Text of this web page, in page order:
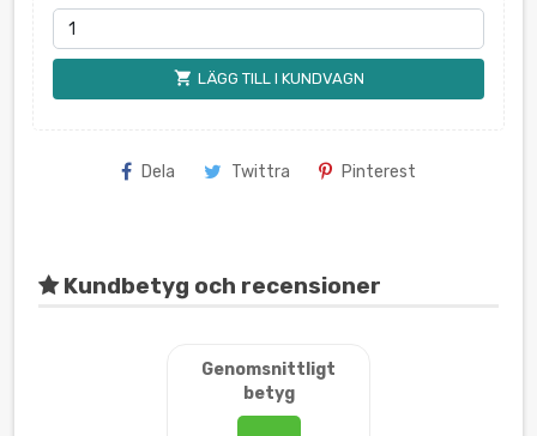
shopping_cart LÄGG TILL I KUNDVAGN
Dela Twittra Pinterest
Kundbetyg och recensioner
Genomsnittligt
betyg